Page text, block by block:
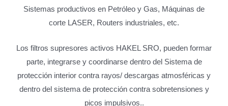
Sistemas productivos en Petróleo y Gas, Máquinas de
corte LASER, Routers industriales, etc.
Los filtros supresores activos HAKEL SRO, pueden formar
parte, integrarse y coordinarse dentro del Sistema de
protección interior contra rayos/ descargas atmosféricas y
dentro del sistema de protección contra sobretensiones y
picos impulsivos..